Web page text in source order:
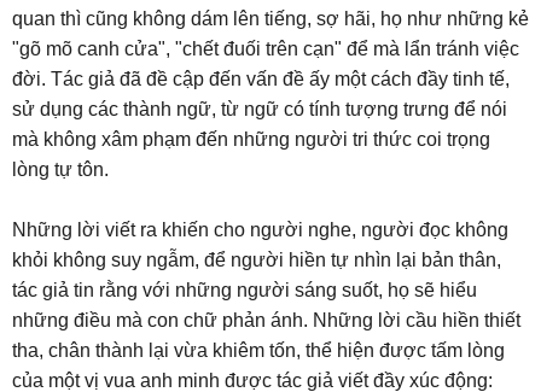
quan thì cũng không dám lên tiếng, sợ hãi, họ như những kẻ
"gõ mõ canh cửa", "chết đuối trên cạn" để mà lẩn tránh việc
đời. Tác giả đã đề cập đến vấn đề ấy một cách đầy tinh tế,
sử dụng các thành ngữ, từ ngữ có tính tượng trưng để nói
mà không xâm phạm đến những người tri thức coi trọng
lòng tự tôn.
Những lời viết ra khiến cho người nghe, người đọc không
khỏi không suy ngẫm, để người hiền tự nhìn lại bản thân,
tác giả tin rằng với những người sáng suốt, họ sẽ hiểu
những điều mà con chữ phản ánh. Những lời cầu hiền thiết
tha, chân thành lại vừa khiêm tốn, thể hiện được tấm lòng
của một vị vua anh minh được tác giả viết đầy xúc động: